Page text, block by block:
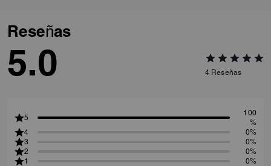
Reseñas
5.0 4 Reseñas
5
100
%
4
0%
3
0%
2
0%
1
0%